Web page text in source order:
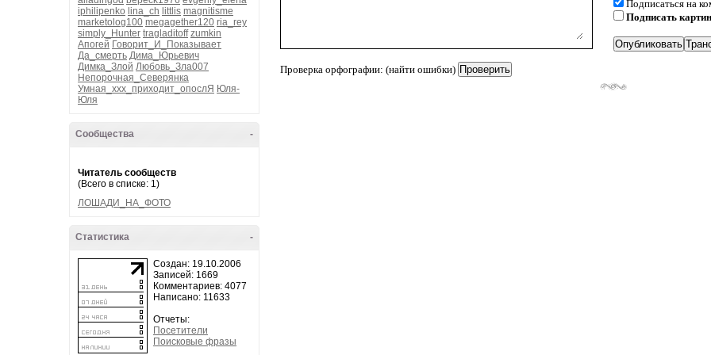
iphilipenko lina_ch littlis magnitisme
marketolog100 megagether120 ria_rey
simply_Hunter tragladitoff zumkin
Апогей Говорит_И_Показывает
Да_смерть Дима_Юрьевич
Димка_Злой Любовь_Зла007
Непорочная_Северянка
Умная_ххх_приходит_опослЯ Юля-
Юля
-
Сообщества
Читатель сообществ
(Всего в списке: 1)
ЛОШАДИ_НА_ФОТО
-
Статистика
Создан: 19.10.2006
Записей: 1669
Комментариев: 4077
Написано: 11633
Отчеты:
Посетители
Поисковые фразы
Проверка орфографии: (найти ошибки)
Подписаться на
Подписать